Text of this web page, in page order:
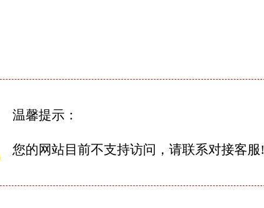
温馨提示：
您的网站目前不支持访问，请联系对接客服!